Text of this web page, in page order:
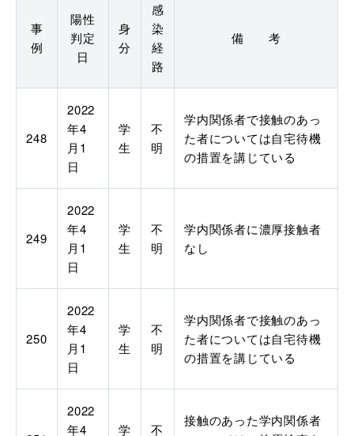
事
例
陽性
判定
日
身
分
感
染
経
路
備 考
248
2022
年4
月1
日
学
生
不
明
学内関係者で接触のあっ
た者については自宅待機
の措置を講じている
249
2022
年4
月1
日
学
生
不
明
学内関係者に濃厚接触者
なし
250
2022
年4
月1
日
学
生
不
明
学内関係者で接触のあっ
た者については自宅待機
の措置を講じている
2022
年4
学
不
接触のあった学内関係者